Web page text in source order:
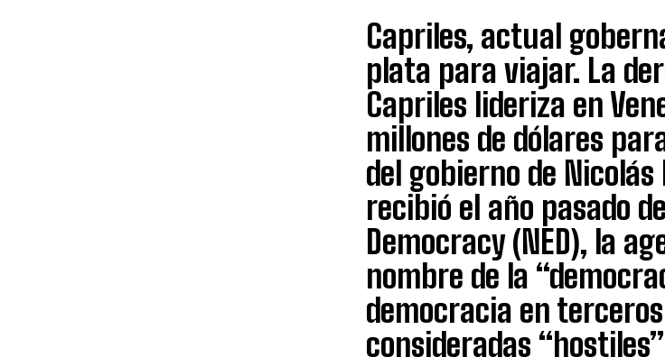
Capriles, actual
plata para viajar. La
Capriles lideriza en
millones de dólares
del gobierno de
recibió el año pasado
Democracy (NED), la
nombre de la
democracia en
consideradas